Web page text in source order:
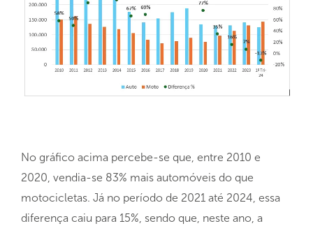
No gráfico acima percebe-se que, entre 2010 e
2020, vendia-se 83% mais automóveis do que
motocicletas. Já no período de 2021 até 2024, essa
diferença caiu para 15%, sendo que, neste ano, a